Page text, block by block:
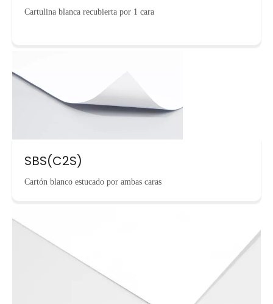
Cartulina blanca recubierta por 1 cara
SBS(C2S)
Cartón blanco estucado por ambas caras